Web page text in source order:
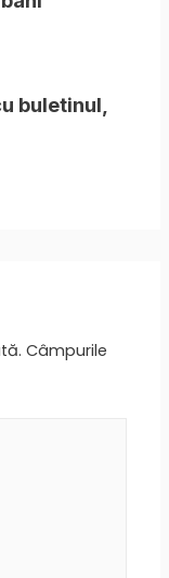
buletinul,
Câmpurile